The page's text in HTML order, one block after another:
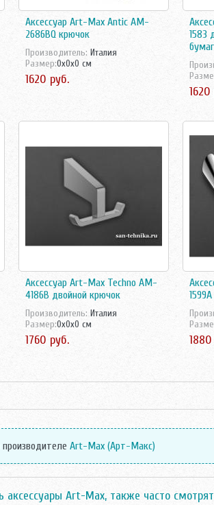
Аксессуар Art-Max Antic AM-
2686BQ крючок
Производитель: Италия
Размер:0x0x0 см
1620 руб.
1583
1620
Аксессуар Art-Max Techno AM-
4186B двойной крючок
Производитель: Италия
Размер:0x0x0 см
1760 руб.
Art-Max (Арт-Макс)
Art-Max, также часто